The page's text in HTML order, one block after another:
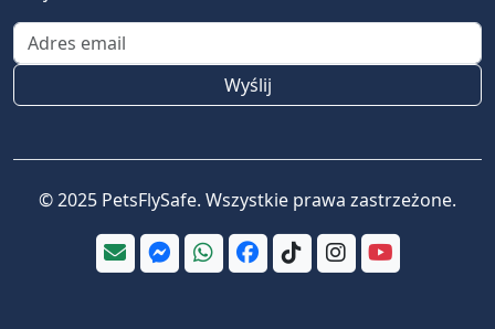
Email address
Wyślij
© 2025 PetsFlySafe. Wszystkie prawa zastrzeżone.